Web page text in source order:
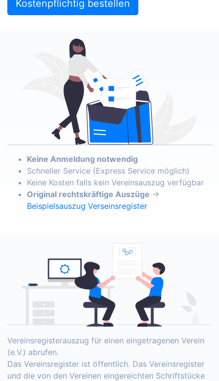
Kostenpflichtig bestellen
Keine Anmeldung notwendig
Schneller Service (Express Service möglich)
Keine Kosten falls kein Vereinsauszug verfügbar
Original rechtskräftige Auszüge →
Beispielsauszug Verseinsregister
Vereinsregisterauszug für einen eingetragenen Verein
(e.V.) abrufen.
Das Vereinsregister ist öffentlich. Das Vereinsregister
und die von den Vereinen eingereichten Schriftstücke